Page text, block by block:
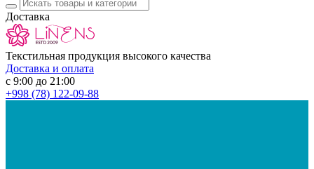
Доставка
Текстильная продукция высокого качества
Доставка и оплата
с 9:00 до 21:00
+998 (78) 122-09-88